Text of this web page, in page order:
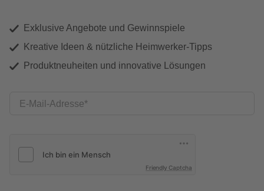
Exklusive Angebote und Gewinnspiele
Kreative Ideen & nützliche Heimwerker-Tipps
Produktneuheiten und innovative Lösungen
E-Mail-Adresse
Friendly Captcha